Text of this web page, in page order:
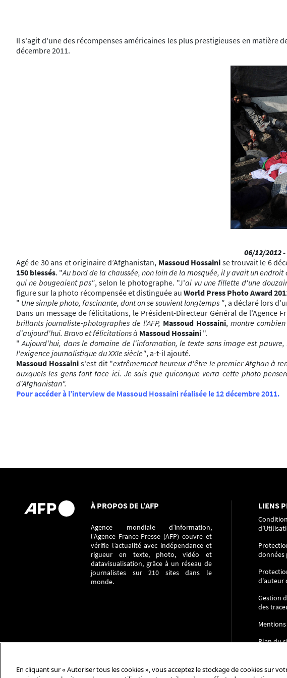
Il s'agit d'une des récompenses américaines les plus prestigieuses en
décembre 2011.
06/12/2012
Agé de 30 ans et originaire d’Afghanistan, Massoud Hossaini se trouvait le 6
150 blessés. "Au bord de la chaussée, non loin de la mosquée, il y avait un
qui ne bougeaient pas", selon le photographe. "J'ai vu une fillette d'une
figure sur la photo récompensée et distinguée au World Press Photo Award
" Une simple photo, fascinante, dont on se souvient longtemps ", a déclaré lors
Dans un message de félicitations, le Président-Directeur Général de l'Agence
brillants journaliste-photographes de l'AFP, Massoud Hossaini, montre
d'aujourd'hui. Bravo et félicitations à Massoud Hossaini ".
"Aujourd'hui, dans le domaine de l'information, le texte sans image est
l'exigence journalistique du XXIe siècle", a-t-il ajouté.
Massoud Hossainis'est dit "extrêmement heureux d'être le premier Afghan à
auxquels les gens font face ici. Je sais que quiconque verra cette photo
d'Afghanistan".
Pour accéder à l’interview de Massoud Hossaini réalisée le 12 décembre 2011.
À PROPOS DE L’AFP
Agence mondiale d’information,
l’Agence France-Presse (AFP) couvre et
vérifie l’actualité avec indépendance et
rigueur en texte, photo, vidéo et
datavisualisation, grâce à un réseau de
journalistes sur 210 sites dans le
monde.
LIENS
données
d'auteur
Gestion
des
Plan du
En cliquant sur « Autoriser tous les cookies », vous acceptez le stockage de cookies sur